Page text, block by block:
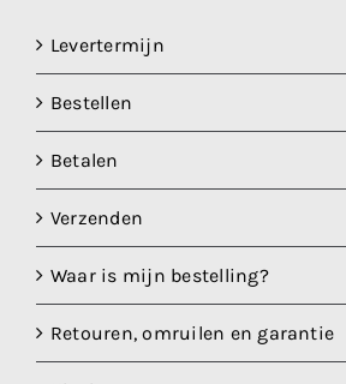
Levertermijn
Bestellen
Betalen
Verzenden
Waar is mijn bestelling?
Retouren, omruilen en garantie